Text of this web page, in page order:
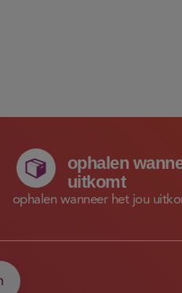
ophalen
uitkomt
ophalen wanneer het jou